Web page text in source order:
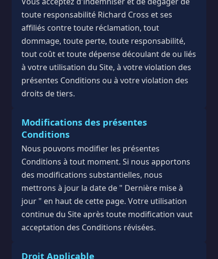
toute responsabilité Richard Cross et ses
affiliés contre toute réclamation, tout
dommage, toute perte, toute responsabilité,
tout coût et toute dépense découlant de ou liés
à votre utilisation du Site, à votre violation des
présentes Conditions ou à votre violation des
droits de tiers.
Modifications des présentes
Conditions
Nous pouvons modifier les présentes
Conditions à tout moment. Si nous apportons
des modifications substantielles, nous
mettrons à jour la date de " Dernière mise à
jour " en haut de cette page. Votre utilisation
continue du Site après toute modification vaut
acceptation des Conditions révisées.
Droit Applicable